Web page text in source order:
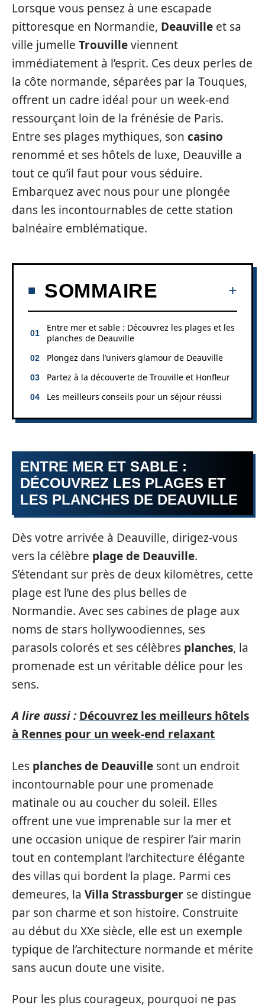
Lorsque vous pensez à une escapade
pittoresque en Normandie, Deauville et sa
ville jumelle Trouvilleviennent
immédiatement à l’esprit. Ces deux perles de
la côte normande, séparées par la Touques,
offrent un cadre idéal pour un week-end
ressourçant loin de la frénésie de Paris.
Entre ses plages mythiques, son casino
renommé et ses hôtels de luxe, Deauville a
tout ce qu’il faut pour vous séduire.
Embarquez avec nous pour une plongée
dans les incontournables de cette station
balnéaire emblématique.
SOMMAIRE
Entre mer et sable : Découvrez les plages et les
planches de Deauville
Plongez dans l’univers glamour de Deauville
Partez à la découverte de Trouville et Honfleur
Les meilleurs conseils pour un séjour réussi
ENTRE MER ET SABLE :
DÉCOUVREZ LES PLAGES ET
LES PLANCHES DE DEAUVILLE
Dès votre arrivée à Deauville, dirigez-vous
vers la célèbre plage de Deauville.
S’étendant sur près de deux kilomètres, cette
plage est l’une des plus belles de
Normandie. Avec ses cabines de plage aux
noms de stars hollywoodiennes, ses
parasols colorés et ses célèbres planches, la
promenade est un véritable délice pour les
sens.
A lire aussi : Découvrez les meilleurs hôtels
à Rennes pour un week-end relaxant
Les planches de Deauville sont un endroit
incontournable pour une promenade
matinale ou au coucher du soleil. Elles
offrent une vue imprenable sur la mer et
une occasion unique de respirer l’air marin
tout en contemplant l’architecture élégante
des villas qui bordent la plage. Parmi ces
demeures, la Villa Strassburger se distingue
par son charme et son histoire. Construite
au début du XXe siècle, elle est un exemple
typique de l’architecture normande et mérite
sans aucun doute une visite.
Pour les plus courageux, pourquoi ne pas